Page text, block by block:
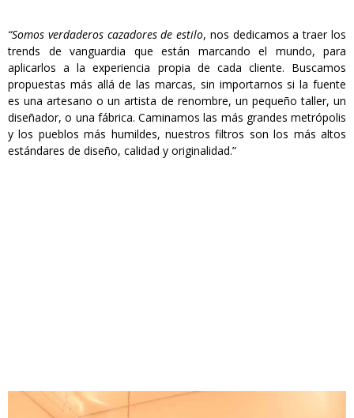
“Somos verdaderos cazadores de estilo, nos dedicamos a traer los
trends de vanguardia que están marcando el mundo, para
aplicarlos a la experiencia propia de cada cliente. Buscamos
propuestas más allá de las marcas, sin importarnos si la fuente
es una artesano o un artista de renombre, un pequeño taller, un
diseñador, o una fábrica. Caminamos las más grandes metrópolis
y los pueblos más humildes, nuestros filtros son los más altos
estándares de diseño, calidad y originalidad.”